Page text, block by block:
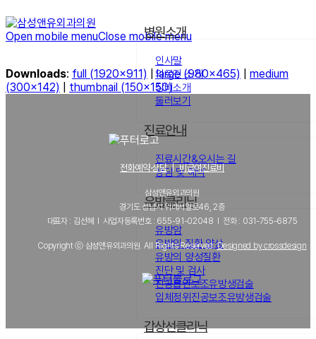
병원소개
인사말
의료진 소개
장비소개
둘러보기
진료안내
진료시간&오시는 길
상담 및 예약
유방클리닉
유방암
유방의 질환 양상
유방의 양성질환
진단 및 검사
진공흡인보조유방생검술
입체정위진공보조유방생검술
갑상선클리닉
Open mobile menuClose mobile menu
Downloads: full (1920x911) |large (980x465)
medium
(300x142)
thumbnail (150x150)
전화예약·상담｜비급여진료비
삼성앤유외과의원
경기도 성남시 위례서일로46, 2층
대표자 : 김선혜 l 사업자등록번호 : 655-91-02048 l 전화 : 031-755-6875
Copyright ⓒ 삼성앤유외과의원. All Rights Reserved.Designed by crossdesign